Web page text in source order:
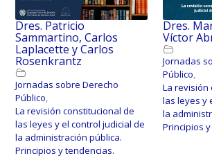
Dres. Patricio
Sammartino, Carlos
Laplacette y Carlos
Rosenkrantz
Jornadas sobre Derecho
Público,
La revisión constitucional de
las leyes y el control judicial de
la administración pública.
Principios y tendencias.
Dres.
Víctor
Jornadas
Público,
La revisión
las leyes y
la
Principios